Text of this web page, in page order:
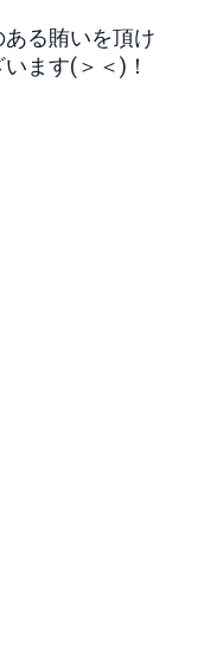
る賄いを頂け
ます(＞＜)！